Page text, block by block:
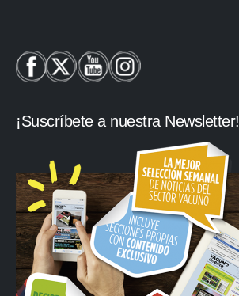
¡Suscríbete a nuestra Newsletter!